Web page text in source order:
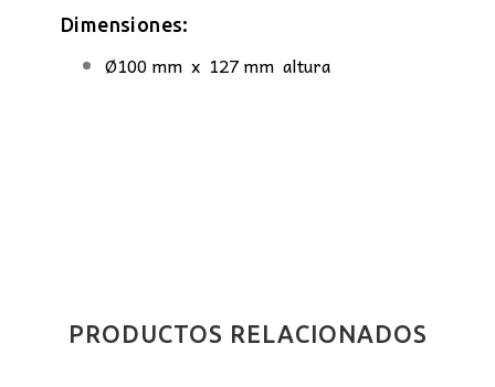
Dimensiones:
Ø100 mm x 127 mm altura
PRODUCTOS RELACIONADOS